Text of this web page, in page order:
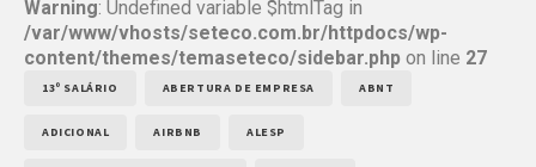
Warning: Undefined variable $htmlTag in
/var/www/vhosts/seteco.com.br/httpdocs/wp-
content/themes/temaseteco/sidebar.php on line 27
13º SALÁRIO ABERTURA DE EMPRESA ABNT
ADICIONAL AIRBNB ALESP